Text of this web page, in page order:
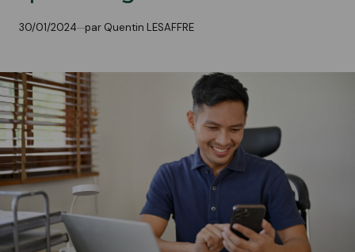
30/01/2024 par Quentin LESAFFRE